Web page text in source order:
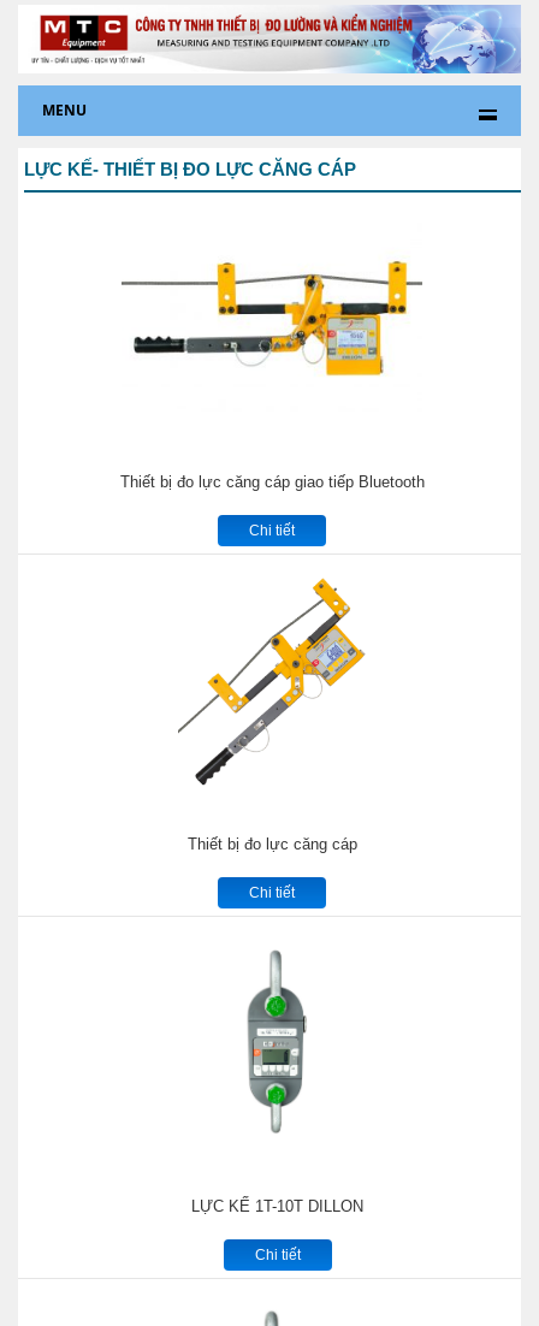
MENU
LỰC KẾ- THIẾT BỊ ĐO LỰC CĂNG CÁP
Thiết bị đo lực căng cáp giao tiếp Bluetooth
Chi tiết
Thiết bị đo lực căng cáp
Chi tiết
LỰC KẾ 1T-10T DILLON
Chi tiết